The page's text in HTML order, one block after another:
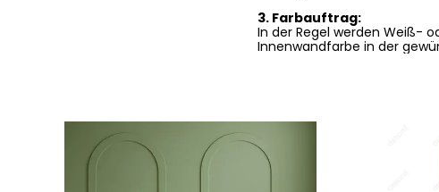
3. Farbauftrag:
In der Regel werden Weiß-
Innenwandfarbe in der